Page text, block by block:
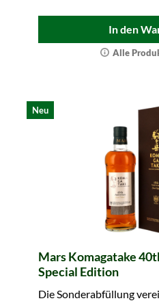
In den
Alle
Neu
Mars Komagatake
Special Edition
Die Sonderabfüllung